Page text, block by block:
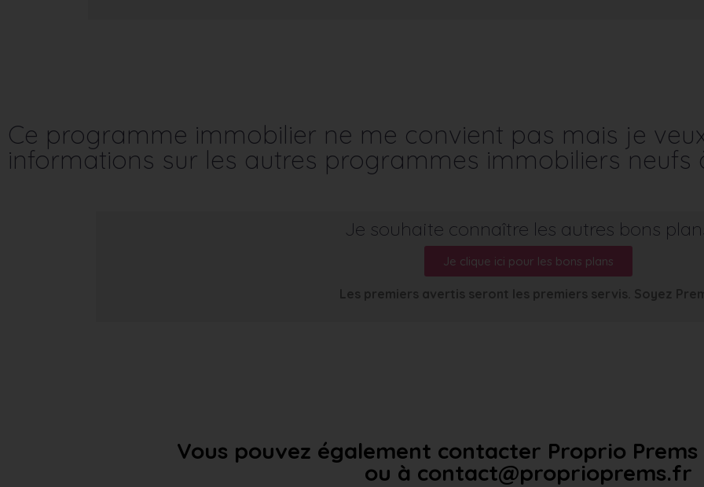
Ce programme immobilier ne me convient pas mais je
informations sur les autres programmes immobiliers neufs
Je souhaite connaître les autres bons
Je clique ici pour les bons plans
Les premiers avertis seront les premiers servis. Soyez
Vous pouvez également contacter Proprio Prems
ou à contact@proprioprems.fr